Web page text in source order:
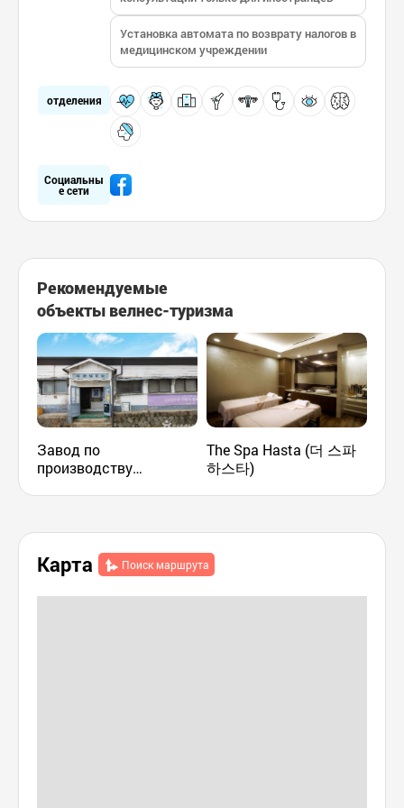
ством и высоким уровнем медицинского обслу
живания, сравнимым с университетскими бол
ьницами: от 350 до 400 родов в месяц и более
350 000 амбулаторных посещений в год.
Установка автомата по возврату налогов в
медицинском учреждении
отделения
Социальны
е сети
Рекомендуемые
объекты велнес-туризма
Завод по
производству
The Spa Hasta (더 스파
하스타)
워
Карта Поиск маршрута